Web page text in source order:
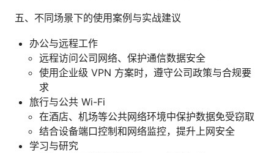
五、不同场景下的使用案例与实战建议
办公与远程工作
远程访问公司网络、保护通信数据安全
使用企业级 VPN 方案时，遵守公司政策与合规要
求
旅行与公共 Wi-Fi
在酒店、机场等公共网络环境中保护数据免受窃取
结合设备端口控制和网络监控，提升上网安全
学习与研究